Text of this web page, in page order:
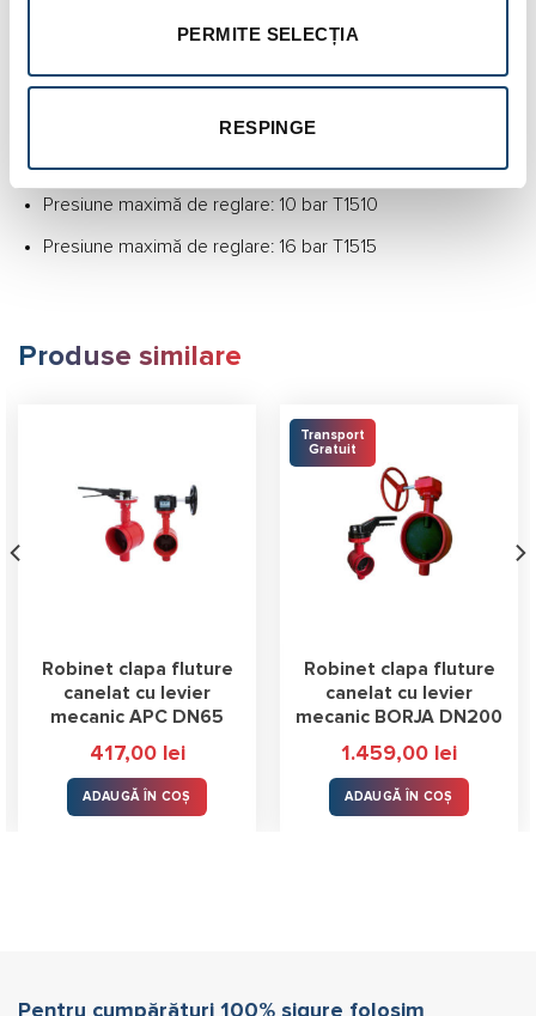
PERMITE SELECȚIA
RESPINGE
Lungime constructivă conform EN 558-1 seria 8
Marcaj robinet conform EN 19
Montaj între flanșe PN 16
Presiune maximă de reglare: 10 bar T1510
Presiune maximă de reglare: 16 bar T1515
Produse similare
Robinet clapa fluture
canelat cu levier
mecanic APC DN65
417,00 lei
ADAUGĂ ÎN COȘ
Transport
Gratuit
Robinet clapa fluture
canelat cu levier
mecanic BORJA DN200
1.459,00 lei
ADAUGĂ ÎN COȘ